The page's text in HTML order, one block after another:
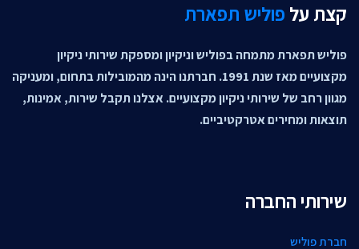
קצת על פוליש תפארת
פוליש תפארת מתמחה בפוליש וניקיון ומספקת שירותי ניקיון
מקצועיים מאז שנת 1991. חברתנו הינה מהמובילות בתחום, ומעניקה
מגוון רחב של שירותי ניקיון מקצועיים. אצלנו תקבל שירות, אמינות,
תוצאות ומחירים אטרקטיביים.
שירותי החברה
חברת פוליש